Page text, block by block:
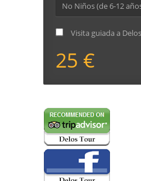
No Niños (de 6-12
Visita guiada a Delos
25 €